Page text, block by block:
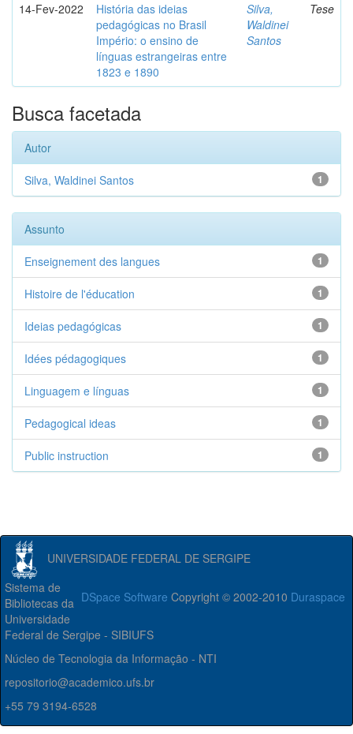
14-Fev-2022
História das ideias
pedagógicas no Brasil
Império: o ensino de
línguas estrangeiras entre
1823 e 1890
Silva,
Waldinei
Santos
Tese
Busca facetada
Autor
1
Silva, Waldinei Santos
Assunto
1
Enseignement des langues
1
Histoire de l'éducation
1
Ideias pedagógicas
1
Idées pédagogiques
1
Linguagem e línguas
1
Pedagogical ideas
1
Public instruction
UNIVERSIDADE FEDERAL DE SERGIPE
DSpace Software Copyright © 2002-2010 Duraspace
Sistema de
Bibliotecas da
Universidade
Federal de Sergipe - SIBIUFS
Núcleo de Tecnologia da Informação - NTI
repositorio@academico.ufs.br
+55 79 3194-6528